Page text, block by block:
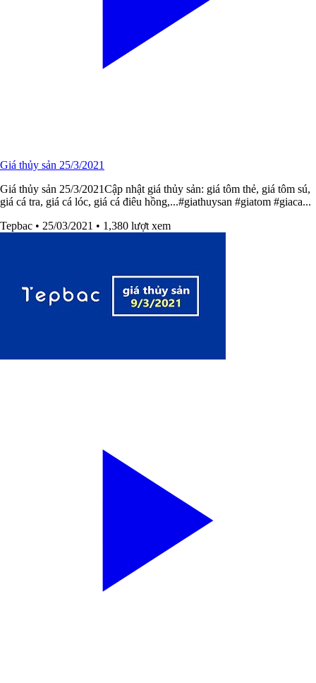
Giá thủy sản 25/3/2021
Giá thủy sản 25/3/2021Cập nhật giá thủy sản: giá tôm thẻ, giá tôm sú,
giá cá tra, giá cá lóc, giá cá điêu hồng,...#giathuysan​​ #giatom​​ #giaca​...
Tepbac • 25/03/2021 • 1,380 lượt xem